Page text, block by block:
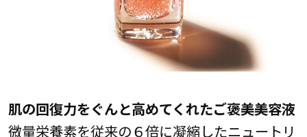
肌の回復力をぐんと高めてくれたご褒美美容液
微量栄養素を従来の６倍に凝縮したニュートリ